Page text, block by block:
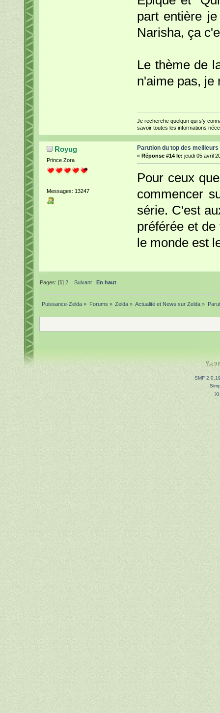
part entière
Narisha, ça
Le thème de
n'aime pas,
Je recherche quelqun qui s'y
savoir toutes les informations
Royug
Prince Zora
Messages: 13247
Parution du top des
« Réponse #14 le: jeudi 05 avril
Pour ceux
commencer
série. C'est
préférée et
le monde est
Pages: [1]2 Suivant En haut
Puissance-Zelda » Forums » Zelda» Actualité et News sur Zelda »
SMF